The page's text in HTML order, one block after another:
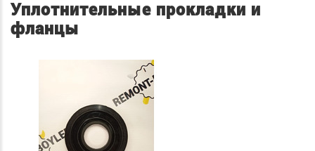
Уплотнительные прокладки и
фланцы